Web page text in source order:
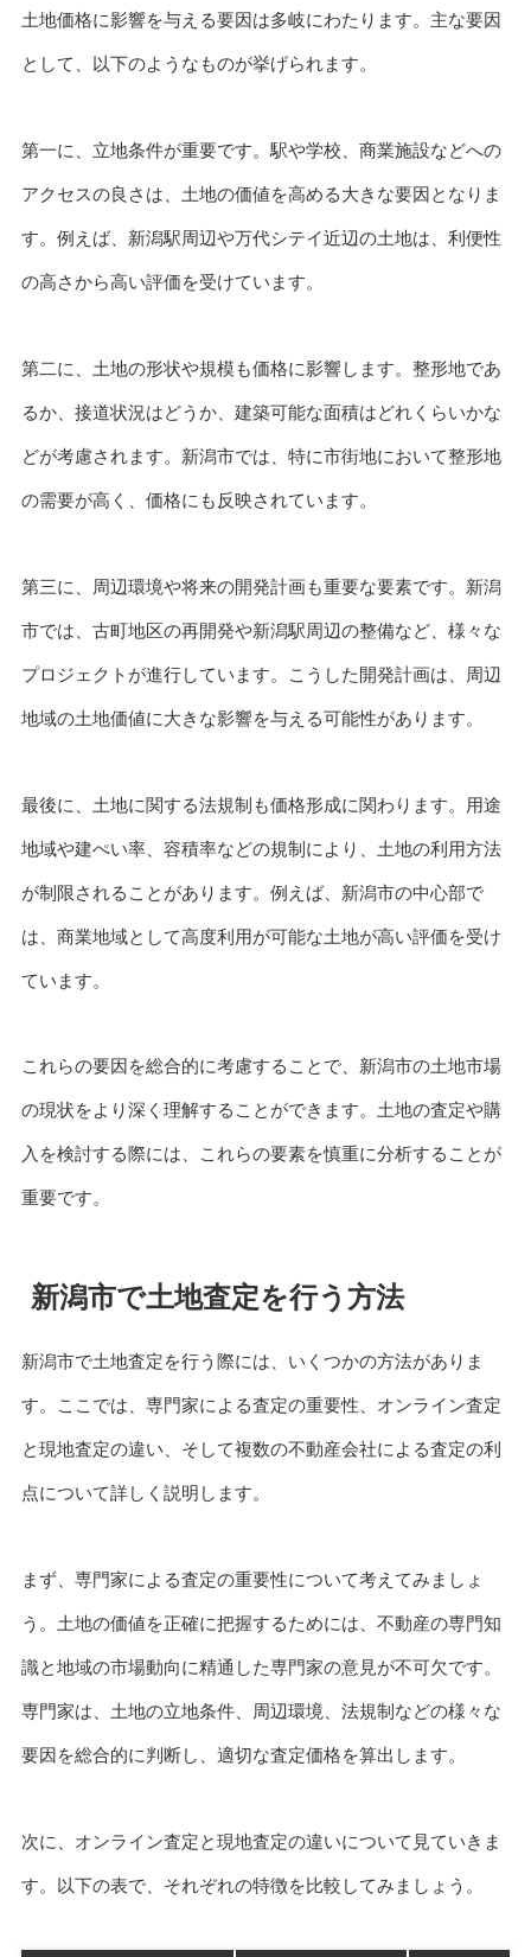
土地価格に影響を与える要因は多岐にわたります。主な要因
として、以下のようなものが挙げられます。
第一に、立地条件が重要です。駅や学校、商業施設などへの
アクセスの良さは、土地の価値を高める大きな要因となりま
す。例えば、新潟駅周辺や万代シテイ近辺の土地は、利便性
の高さから高い評価を受けています。
第二に、土地の形状や規模も価格に影響します。整形地であ
るか、接道状況はどうか、建築可能な面積はどれくらいかな
どが考慮されます。新潟市では、特に市街地において整形地
の需要が高く、価格にも反映されています。
第三に、周辺環境や将来の開発計画も重要な要素です。新潟
市では、古町地区の再開発や新潟駅周辺の整備など、様々な
プロジェクトが進行しています。こうした開発計画は、周辺
地域の土地価値に大きな影響を与える可能性があります。
最後に、土地に関する法規制も価格形成に関わります。用途
地域や建ぺい率、容積率などの規制により、土地の利用方法
が制限されることがあります。例えば、新潟市の中心部で
は、商業地域として高度利用が可能な土地が高い評価を受け
ています。
これらの要因を総合的に考慮することで、新潟市の土地市場
の現状をより深く理解することができます。土地の査定や購
入を検討する際には、これらの要素を慎重に分析することが
重要です。
新潟市で土地査定を行う方法
新潟市で土地査定を行う際には、いくつかの方法がありま
す。ここでは、専門家による査定の重要性、オンライン査定
と現地査定の違い、そして複数の不動産会社による査定の利
点について詳しく説明します。
まず、専門家による査定の重要性について考えてみましょ
う。土地の価値を正確に把握するためには、不動産の専門知
識と地域の市場動向に精通した専門家の意見が不可欠です。
専門家は、土地の立地条件、周辺環境、法規制などの様々な
要因を総合的に判断し、適切な査定価格を算出します。
次に、オンライン査定と現地査定の違いについて見ていきま
す。以下の表で、それぞれの特徴を比較してみましょう。